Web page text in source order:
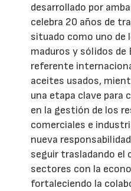
desarrollado por
celebra 20 años de
situado como uno de
maduros y sólidos
referente
aceites usados,
una etapa clave para
en la gestión de los
comerciales e
nueva
seguir trasladando el
sectores con la
fortaleciendo la